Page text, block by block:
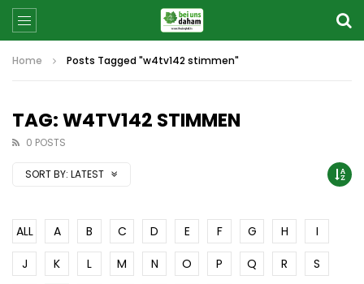
Home Posts Tagged "w4tv142 stimmen"
TAG: W4TV142 STIMMEN
0 POSTS
SORT BY: LATEST
ALL A B C D E F G H
I
J
K L M N O P Q R
S